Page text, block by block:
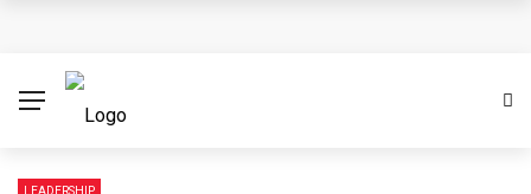
Împărtășirea conducerii
Binecuvântare pastorală cu prilejul unui început de an
LEADERSHIP